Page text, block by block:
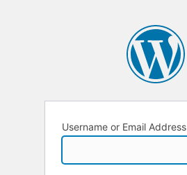
Username or Email Address